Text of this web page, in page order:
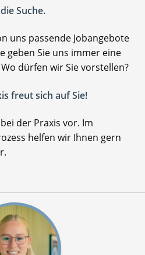
Suche.
uns passende Jobangebote
geben Sie uns immer eine
dürfen wir Sie vorstellen?
freut sich auf Sie!
der Praxis vor. Im
helfen wir Ihnen gern